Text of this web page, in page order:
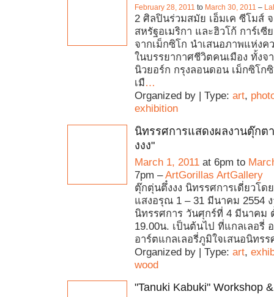
February 28, 2011 to March 30, 2011 –
2 ศิลปินร่วมสมัย เอ็มเค ซีโมส์
สหรัฐอเมริกา และฮิวโก้ การ์เซี
จากเม็กซิโก นำเสนอภาพแห่งค
ในบรรยากาศชีวิตคนเมือง ทั้งจ
นิวยอร์ก กรุงลอนดอน เม็กซิโก
เมื…
Organized by | Type: art,
exhibition
นิทรรศการแสดงผลงานตุ๊กต
งงง"
March 1, 2011 at 6pm to
7pm –ArtGorillas ArtGallery
ตุ๊กตุ่นตึ๋งงง นิทรรศการเดี่ยว​โด
แสงอรุณ 1 – 31 มีนาคม 2554
นิทรรศการ วันศุกร์ที่ 4 มีนาคม
19.00น. เป็นต้นไป ที่แกลเลอรี่
อาร์ตแกลเลอรี่ภูมิใจเสนอนิทรร
Organized by | Type: art,
wood
"Tanuki Kabuki" Workshop